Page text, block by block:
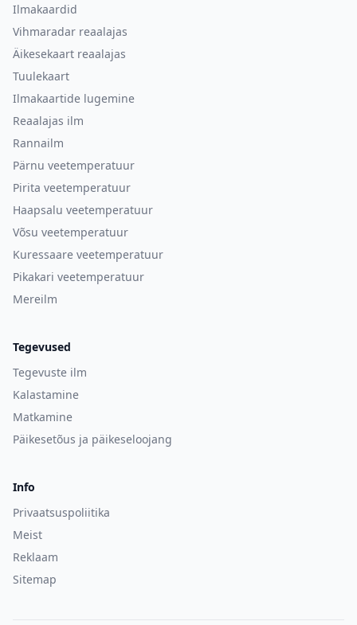
Ilmakaardid
Vihmaradar reaalajas
Äikesekaart reaalajas
Tuulekaart
Ilmakaartide lugemine
Reaalajas ilm
Rannailm
Pärnu veetemperatuur
Pirita veetemperatuur
Haapsalu veetemperatuur
Võsu veetemperatuur
Kuressaare veetemperatuur
Pikakari veetemperatuur
Mereilm
Tegevused
Tegevuste ilm
Kalastamine
Matkamine
Päikesetõus ja päikeseloojang
Info
Privaatsuspoliitika
Meist
Reklaam
Sitemap